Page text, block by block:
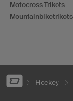
Motocross Trikots
Mountainbiketrikots
Hockey